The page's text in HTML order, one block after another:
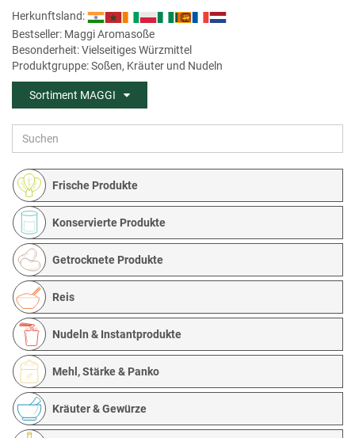
Frische Produkte
Konservierte Produkte
Getrocknete Produkte
Reis
Nudeln & Instantprodukte
Mehl, Stärke & Panko
Kräuter & Gewürze
Herkunftsland:
Bestseller: Maggi Aromasoße
Besonderheit: Vielseitiges Würzmittel
Produktgruppe: Soßen, Kräuter und Nudeln
Sortiment MAGGI